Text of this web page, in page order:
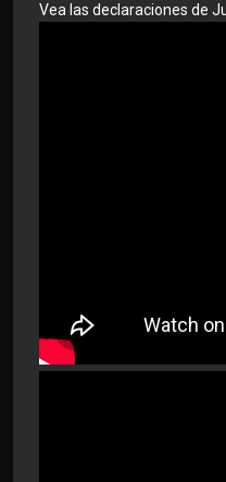
Vea las declaraciones de